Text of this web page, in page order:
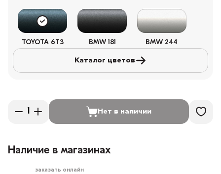
TOYOTA 6T3 BMW 181 BMW 244
Каталог цветов
Нет в наличии
Наличие в магазинах
заказать онлайн